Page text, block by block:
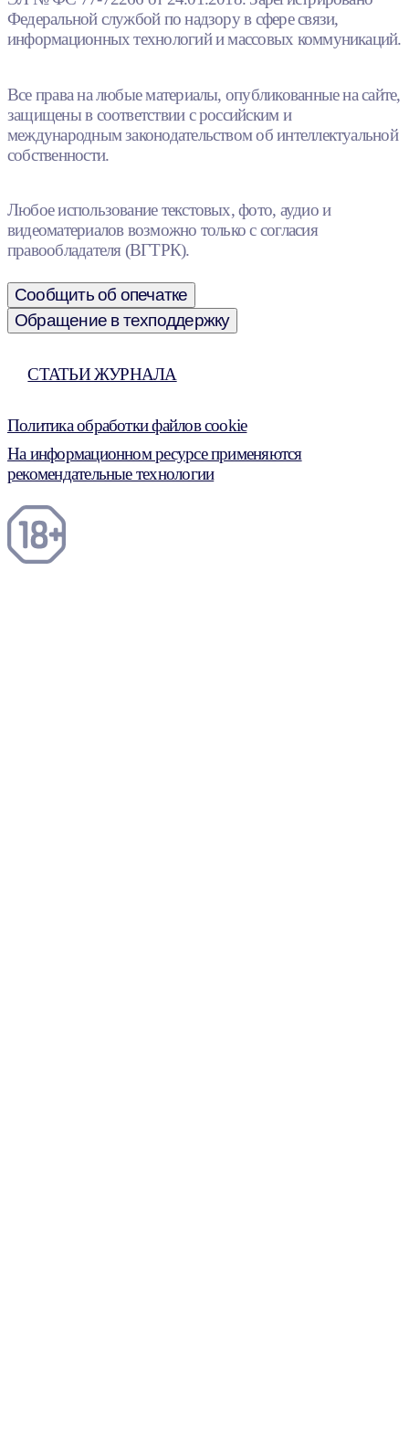
Федеральной службой по надзору в сфере связи,
информационных технологий и массовых коммуникаций.
Все права на любые материалы, опубликованные на сайте,
защищены в соответствии с российским и
международным законодательством об интеллектуальной
собственности.
Любое использование текстовых, фото, аудио и
видеоматериалов возможно только с согласия
правообладателя (ВГТРК).
Сообщить об опечатке
Обращение в техподдержку
СТАТЬИ ЖУРНАЛА
Политика обработки файлов cookie
На информационном ресурсе применяются
рекомендательные технологии